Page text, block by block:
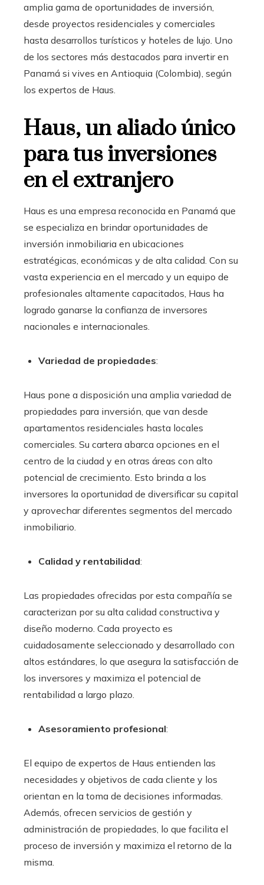
amplia gama de oportunidades de inversión,
desde proyectos residenciales y comerciales
hasta desarrollos turísticos y hoteles de lujo. Uno
de los sectores más destacados para invertir en
Panamá si vives en Antioquia (Colombia), según
los expertos de Haus.
Haus, un aliado único
para tus inversiones
en el extranjero
Haus es una empresa reconocida en Panamá que
se especializa en brindar oportunidades de
inversión inmobiliaria en ubicaciones
estratégicas, económicas y de alta calidad. Con su
vasta experiencia en el mercado y un equipo de
profesionales altamente capacitados, Haus ha
logrado ganarse la confianza de inversores
nacionales e internacionales.
Variedad de propiedades:
Haus pone a disposición una amplia variedad de
propiedades para inversión, que van desde
apartamentos residenciales hasta locales
comerciales. Su cartera abarca opciones en el
centro de la ciudad y en otras áreas con alto
potencial de crecimiento. Esto brinda a los
inversores la oportunidad de diversificar su capital
y aprovechar diferentes segmentos del mercado
inmobiliario.
Calidad y rentabilidad:
Las propiedades ofrecidas por esta compañía se
caracterizan por su alta calidad constructiva y
diseño moderno. Cada proyecto es
cuidadosamente seleccionado y desarrollado con
altos estándares, lo que asegura la satisfacción de
los inversores y maximiza el potencial de
rentabilidad a largo plazo.
Asesoramiento profesional:
El equipo de expertos de Haus entienden las
necesidades y objetivos de cada cliente y los
orientan en la toma de decisiones informadas.
Además, ofrecen servicios de gestión y
administración de propiedades, lo que facilita el
proceso de inversión y maximiza el retorno de la
misma.